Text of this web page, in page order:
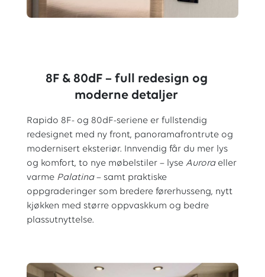
8F & 80dF – full redesign og
moderne detaljer
Rapido 8F- og 80dF-seriene er fullstendig
redesignet med ny front, panoramafrontrute og
modernisert eksteriør. Innvendig får du mer lys
og komfort, to nye møbelstiler – lyse Auroraeller
varme Palatina– samt praktiske
oppgraderinger som bredere førerhusseng, nytt
kjøkken med større oppvaskkum og bedre
plassutnyttelse.